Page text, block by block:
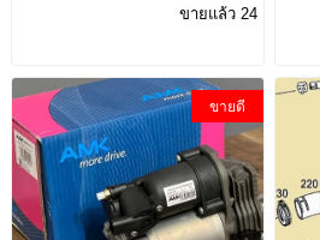
ขายแล้ว 24
ขายดี